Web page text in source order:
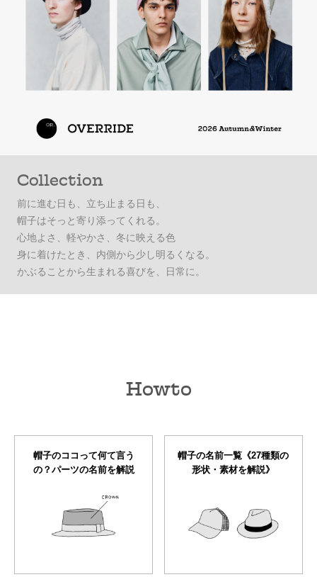
Collection
前に進む日も、立ち止まる日も、
帽子はそっと寄り添ってくれる。
心地よさ、軽やかさ、冬に映える色
身に着けたとき、内側から少し明るくなる。
かぶることから生まれる喜びを、日常に。
Howto
帽子のココって何て言う
の？パーツの名前を解説
帽子の名前一覧《27種類の
形状・素材を解説》